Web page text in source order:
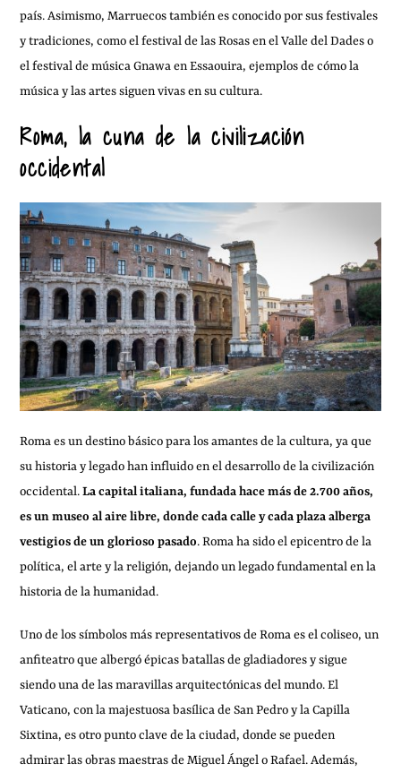
país. Asimismo, Marruecos también es conocido por sus festivales
y tradiciones, como el festival de las Rosas en el Valle del Dades o
el festival de música Gnawa en Essaouira, ejemplos de cómo la
música y las artes siguen vivas en su cultura.
Roma, la cuna de la civilización
occidental
Roma es un destino básico para los amantes de la cultura, ya que
su historia y legado han influido en el desarrollo de la civilización
occidental.La capital italiana, fundada hace más de 2.700 años,
es un museo al aire libre, donde cada calle y cada plaza alberga
vestigios de un glorioso pasado. Roma ha sido el epicentro de la
política, el arte y la religión, dejando un legado fundamental en la
historia de la humanidad.
Uno de los símbolos más representativos de Roma es el coliseo, un
anfiteatro que albergó épicas batallas de gladiadores y sigue
siendo una de las maravillas arquitectónicas del mundo. El
Vaticano, con la majestuosa basílica de San Pedro y la Capilla
Sixtina, es otro punto clave de la ciudad, donde se pueden
admirar las obras maestras de Miguel Ángel o Rafael. Además,